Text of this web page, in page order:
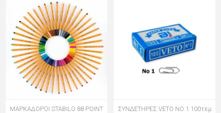
ΜΑΡΚΑΔΟΡΟΙ STABILO 88 POINT
ΣΥΝΔΕΤΗΡΕΣ VETO ΝΟ.1 100τεμ